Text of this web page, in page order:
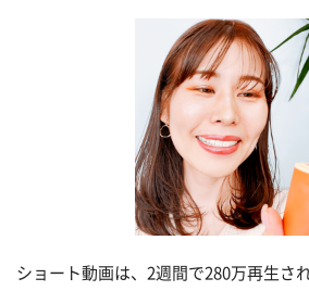
ショート動画は、2週間で280万再生さ